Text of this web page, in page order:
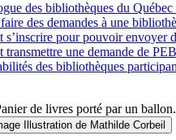
des bibliothèques du
des demandes à une
s’inscrire pour pouvoir envoyer
transmettre une demande de
des bibliothèques
Illustration de Mathilde Corbeil